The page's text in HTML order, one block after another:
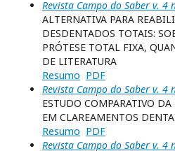
Revista Campo do Saber v. 4
ALTERNATIVA PARA
DESDENTADOS TOTAIS:
PRÓTESE TOTAL FIXA,
DE LITERATURA
Resumo PDF
Revista Campo do Saber v. 4
ESTUDO COMPARATIVO
EM CLAREAMENTOS
Resumo PDF
Revista Campo do Saber v. 4